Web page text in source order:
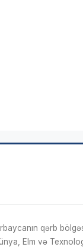
qərb
Elm və